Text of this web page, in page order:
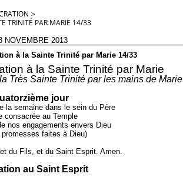
>
TRINITÉ PAR MARIE 14/33
NOVEMBRE 2013
à la Sainte Trinité par Marie 14/33
à la Sainte Trinité par Marie
Très Sainte Trinité par les mains de Marie
jour
la semaine dans le sein du Père
consacrée au Temple
nos engagements envers Dieu
faites à Dieu)
du Fils, et du Saint Esprit. Amen.
au Saint Esprit